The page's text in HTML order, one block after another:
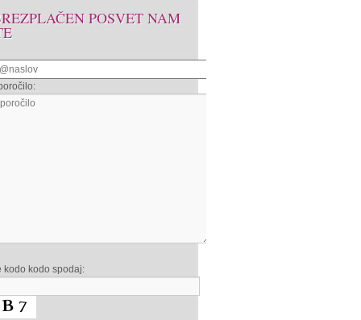
POSVET NAM
kodo kodo spodaj: